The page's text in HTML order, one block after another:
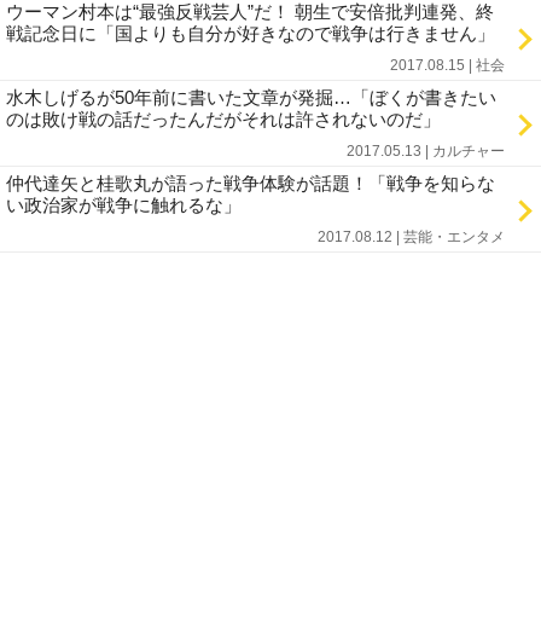
ウーマン村本は“最強反戦芸人”だ！ 朝生で安倍批判連発、終
戦記念日に「国よりも自分が好きなので戦争は行きません」
2017.08.15 | 社会
水木しげるが50年前に書いた文章が発掘…「ぼくが書きたい
のは敗け戦の話だったんだがそれは許されないのだ」
2017.05.13 | カルチャー
仲代達矢と桂歌丸が語った戦争体験が話題！「戦争を知らな
い政治家が戦争に触れるな」
2017.08.12 | 芸能・エンタメ